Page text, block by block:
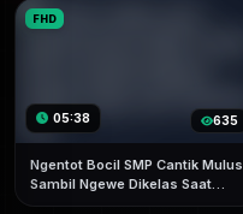
FHD
05:38 635
Ngentot Bocil SMP Cantik Mulus
Sambil Ngewe Dikelas Saat
Jam Istirahat Sepi